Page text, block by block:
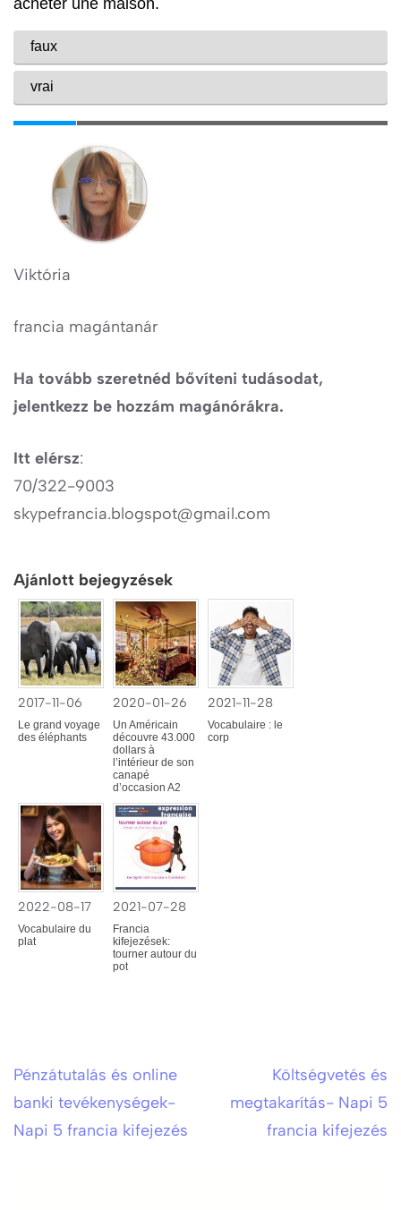
Viktória
francia magántanár
Ha tovább szeretnéd bővíteni tudásodat,
jelentkezz be hozzám magánórákra.
Itt elérsz:
70/322-9003
skypefrancia.blogspot@gmail.com
Ajánlott bejegyzések
2017-11-06
Le grand voyage
des éléphants
2020-01-26
Un Américain
découvre 43.000
dollars à
l’intérieur de son
canapé
d’occasion A2
2021-11-28
Vocabulaire : le
corp
2022-08-17
Vocabulaire du
plat
2021-07-28
Francia
kifejezések:
tourner autour du
pot
Bejegyzés
navigáció
Pénzátutalás és online
banki tevékenységek-
Napi 5 francia kifejezés
Költségvetés és
megtakarítás- Napi 5
francia kifejezés